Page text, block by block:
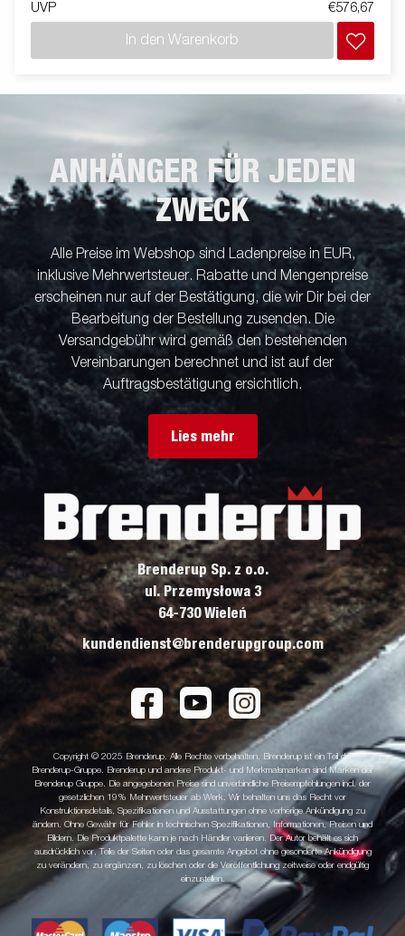
UVP €576,67
In den Warenkorb
ANHÄNGER FÜR JEDEN
ZWECK
Alle Preise im Webshop sind Ladenpreise in EUR,
inklusive Mehrwertsteuer. Rabatte und Mengenpreise
erscheinen nur auf der Bestätigung, die wir Dir bei der
Bearbeitung der Bestellung zusenden. Die
Versandgebühr wird gemäß den bestehenden
Vereinbarungen berechnet und ist auf der
Auftragsbestätigung ersichtlich.
Lies mehr
Brenderup Sp. z o.o.
ul. Przemysłowa 3
64-730 Wieleń
kundendienst@brenderupgroup.com
Copyright © 2025 Brenderup. Alle Rechte vorbehalten. Brenderup ist ein Teil der
Brenderup-Gruppe. Brenderup und andere Produkt- und Merkmalsmarken sind Marken der
Brenderup Gruppe. Die angegebenen Preise sind unverbindliche Preisempfehlungen incl. der
gesetzlichen 19% Mehrwertsteuer ab Werk. Wir behalten uns das Recht vor
Konstruktionsdetails, Spezifikationen und Ausstattungen ohne vorherige Ankündigung zu
ändern. Ohne Gewähr für Fehler in technischen Spezifikationen, Informationen, Preisen und
Bildern. Die Produktpalette kann je nach Händler variieren. Der Autor behält es sich
ausdrücklich vor, Teile der Seiten oder das gesamte Angebot ohne gesonderte Ankündigung
zu verändern, zu ergänzen, zu löschen oder die Veröffentlichung zeitweise oder endgültig
einzustellen.